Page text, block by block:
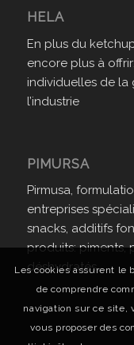
HELA
En plus du
encore plus à
individuelles de la
l’industrie
PIMURSA
Pirmusa,
entreprises
snacks, additifs
produits: piments,
déshydratés.
Les cookies assurent le
de comprendre
navigation sur ce site,
vous proposer des